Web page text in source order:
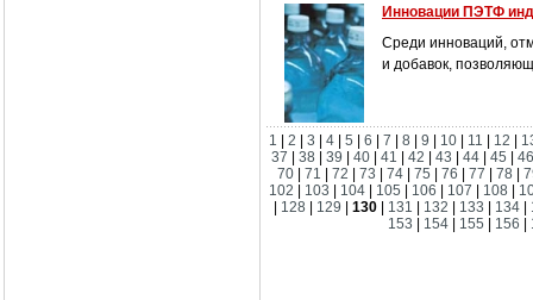
Инновации ПЭТФ
Среди инноваций,
и добавок,
1 2 3 4 5 6 7 8 9 10 11 12
37
|38 |39 |40 |41 |42 |43 |44 |45 |
70
71 72 73 74 75 76 77 78
102
103 104 105 106 107 108
128 129 130 131 132 133 134
153
154 155 156